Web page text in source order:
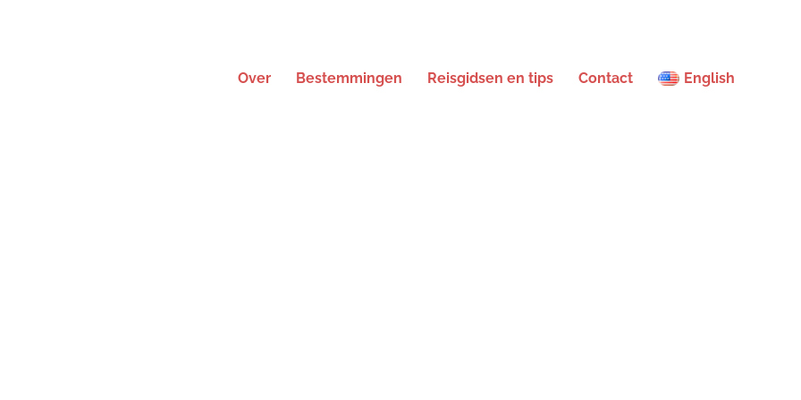
Over Bestemmingen Reisgidsen en tips Contact English